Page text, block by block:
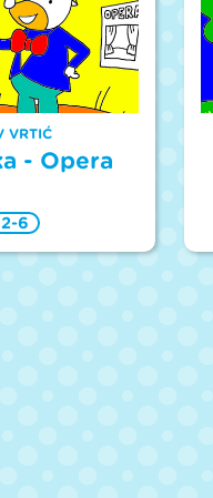
VRTIĆ
- Opera
2-6